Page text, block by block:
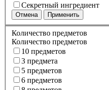
Секретный ингредиент
Отмена Применить
Количество предметов
Количество предметов
10 предметов
3 предмета
5 предметов
6 предметов